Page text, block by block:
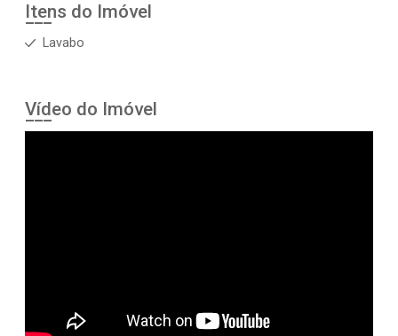
Itens do Imóvel
Lavabo
Vídeo do Imóvel